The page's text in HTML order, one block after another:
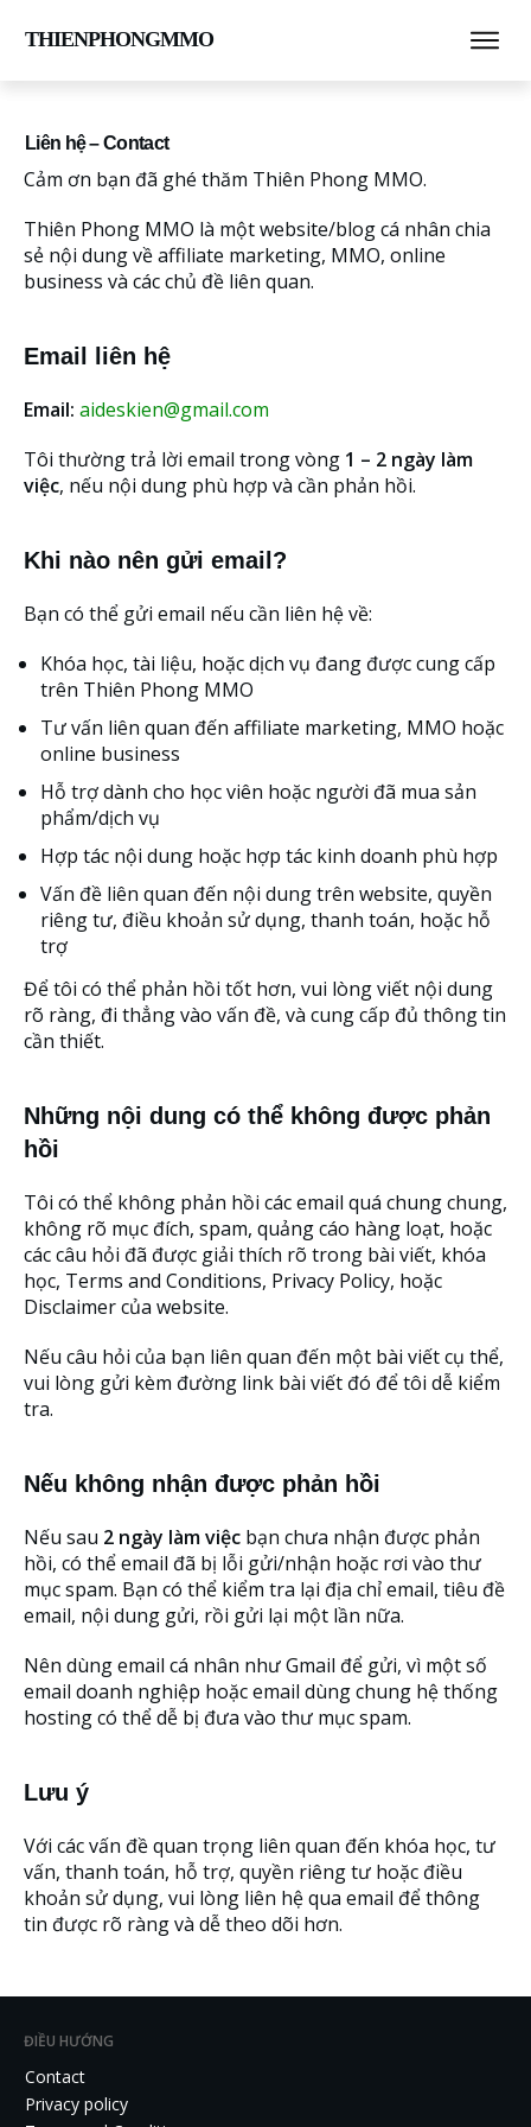
THIENPHONGMMO
Liên hệ – Contact
Cảm ơn bạn đã ghé thăm Thiên Phong MMO.
Thiên Phong MMO là một website/blog cá nhân chia
sẻ nội dung về affiliate marketing, MMO, online
business và các chủ đề liên quan.
Email liên hệ
Email: aideskien@gmail.com
Tôi thường trả lời email trong vòng 1 – 2 ngày làm
việc, nếu nội dung phù hợp và cần phản hồi.
Khi nào nên gửi email?
Bạn có thể gửi email nếu cần liên hệ về:
Khóa học, tài liệu, hoặc dịch vụ đang được cung cấp
trên Thiên Phong MMO
Tư vấn liên quan đến affiliate marketing, MMO hoặc
online business
Hỗ trợ dành cho học viên hoặc người đã mua sản
phẩm/dịch vụ
Hợp tác nội dung hoặc hợp tác kinh doanh phù hợp
Vấn đề liên quan đến nội dung trên website, quyền
riêng tư, điều khoản sử dụng, thanh toán, hoặc hỗ
trợ
Để tôi có thể phản hồi tốt hơn, vui lòng viết nội dung
rõ ràng, đi thẳng vào vấn đề, và cung cấp đủ thông tin
cần thiết.
Những nội dung có thể không được phản
hồi
Tôi có thể không phản hồi các email quá chung chung,
không rõ mục đích, spam, quảng cáo hàng loạt, hoặc
các câu hỏi đã được giải thích rõ trong bài viết, khóa
học, Terms and Conditions, Privacy Policy, hoặc
Disclaimer của website.
Nếu câu hỏi của bạn liên quan đến một bài viết cụ thể,
vui lòng gửi kèm đường link bài viết đó để tôi dễ kiểm
tra.
Nếu không nhận được phản hồi
Nếu sau 2 ngày làm việc bạn chưa nhận được phản
hồi, có thể email đã bị lỗi gửi/nhận hoặc rơi vào thư
mục spam. Bạn có thể kiểm tra lại địa chỉ email, tiêu đề
email, nội dung gửi, rồi gửi lại một lần nữa.
Nên dùng email cá nhân như Gmail để gửi, vì một số
email doanh nghiệp hoặc email dùng chung hệ thống
hosting có thể dễ bị đưa vào thư mục spam.
Lưu ý
Với các vấn đề quan trọng liên quan đến khóa học, tư
vấn, thanh toán, hỗ trợ, quyền riêng tư hoặc điều
khoản sử dụng, vui lòng liên hệ qua email để thông
tin được rõ ràng và dễ theo dõi hơn.
ĐIỀU HƯỚNG
Contact
Privacy policy